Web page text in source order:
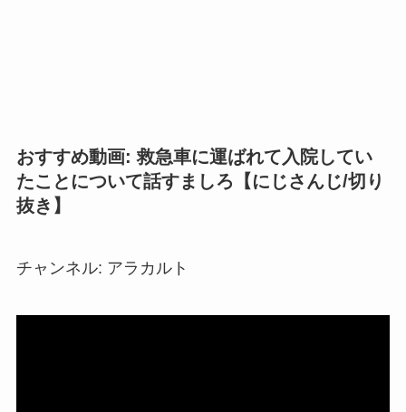
おすすめ動画: 救急車に運ばれて入院してい
たことについて話すましろ【にじさんじ/切り
抜き】
チャンネル: アラカルト